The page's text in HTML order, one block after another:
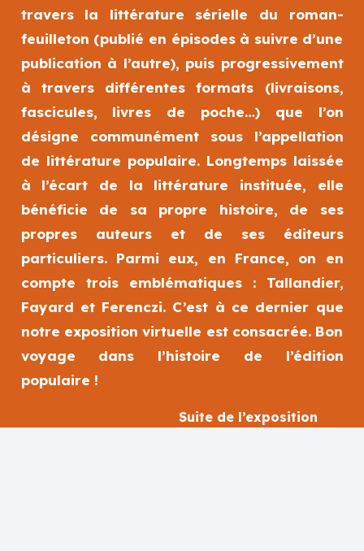
travers la littérature sérielle du roman-
feuilleton (publié en épisodes à suivre d’une
publication à l’autre), puis progressivement
à travers différentes formats (livraisons,
fascicules, livres de poche…) que l’on
désigne communément sous l’appellation
de littérature populaire. Longtemps laissée
à l’écart de la littérature instituée, elle
bénéficie de sa propre histoire, de ses
propres auteurs et de ses éditeurs
particuliers. Parmi eux, en France, on en
compte trois emblématiques : Tallandier,
Fayard et Ferenczi. C’est à ce dernier que
notre exposition virtuelle est consacrée. Bon
voyage dans l’histoire de l’édition
populaire !
Suite de l’exposition